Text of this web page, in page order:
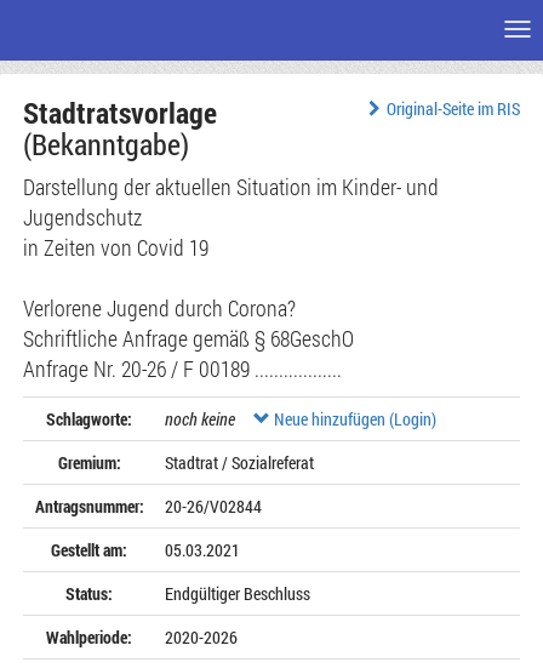
Seiteninhalt
Original-Seite im RIS
Stadtratsvorlage
(Bekanntgabe)
Darstellung der aktuellen Situation im Kinder- und
Jugendschutz
in Zeiten von Covid 19
Verlorene Jugend durch Corona?
Schriftliche Anfrage gemäß § 68GeschO
Anfrage Nr. 20-26 / F 00189 ..................
Schlagworte: noch keine
Neue hinzufügen (Login)
Gremium:
Stadtrat / Sozialreferat
Antragsnummer:
20-26/V02844
Gestellt am:
05.03.2021
Status:
Endgültiger Beschluss
Wahlperiode:
2020-2026